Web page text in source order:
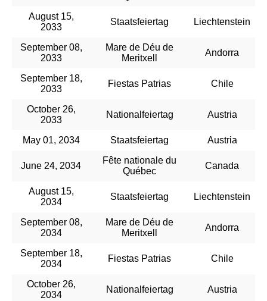
August 15,
2033
Staatsfeiertag Liechtenstein
September 08,
2033
Mare de Déu de
Meritxell
Andorra
September 18,
2033
Fiestas Patrias Chile
October 26,
2033
Nationalfeiertag Austria
May 01, 2034 Staatsfeiertag Austria
June 24, 2034
Fête nationale du
Québec
Canada
August 15,
2034
Staatsfeiertag Liechtenstein
September 08,
2034
Mare de Déu de
Meritxell
Andorra
September 18,
2034
Fiestas Patrias Chile
October 26,
2034
Nationalfeiertag Austria